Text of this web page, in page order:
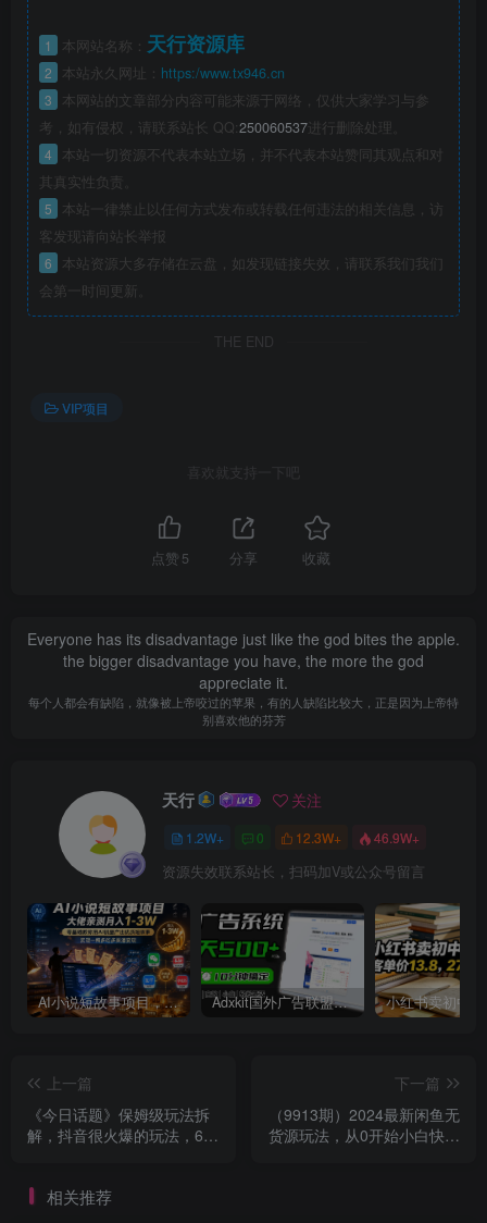
1 本网站名称： 天行资源库
2 本站永久网址： https:/www.tx946.cn
3
本网站的文章部分内容可能来源于网络，仅供大家学习与参
考，如有侵权，请联系站长 QQ:250060537进行删除处理。
4
本站一切资源不代表本站立场，并不代表本站赞同其观点和对
其真实性负责。
5
本站一律禁止以任何方式发布或转载任何违法的相关信息，访
客发现请向站长举报
6
本站资源大多存储在云盘，如发现链接失效，请联系我们我们
会第一时间更新。
THE END
VIP项目
喜欢就支持一下吧
点赞 5 分享 收藏
Everyone has its disadvantage just like the god bites the apple.
the bigger disadvantage you have, the more the god
appreciate it.
每个人都会有缺陷，就像被上帝咬过的苹果，有的人缺陷比较大，正是因为上帝特
别喜欢他的芬芳
天行 关注
1.2W+ 0 12.3W+ 46.9W+
资源失效联系站长，扫码加V或公众号留言
AI小说短故事项目，大佬亲测月入1-3W，零基础教你用AI批量产出优质短故事，实现一稿多吃多渠道变现 Adxkit国外广告联盟系统，一天上500+广告，让你的投放更加高效简单！
上一篇
《今日话题》保姆级玩法拆
解，抖音很火爆的玩法，6种
下一篇
（9913期）2024最新闲鱼无
货源玩法，从0开始小白快手
相关推荐